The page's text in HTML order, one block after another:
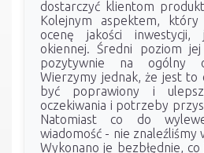
dostarczyć klientom
Kolejnym aspektem, który
ocenę jakości
okiennej. Średni poziom jej
pozytywnie na ogólny
Wierzymy jednak, że jest to
być poprawiony i
oczekiwania i potrzeby
Natomiast co do
wiadomość - nie znaleźliśmy
Wykonano je bezbłędnie,